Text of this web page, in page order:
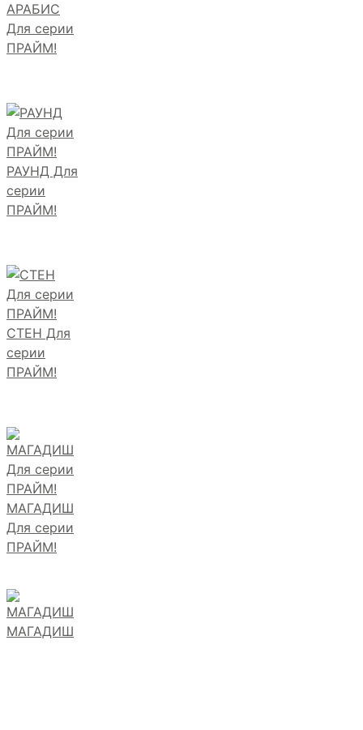
АРАБИС
Для серии
ПРАЙМ!
РАУНД Для
серии
ПРАЙМ!
СТЕН Для
серии
ПРАЙМ!
МАГАДИШ
Для серии
ПРАЙМ!
МАГАДИШ